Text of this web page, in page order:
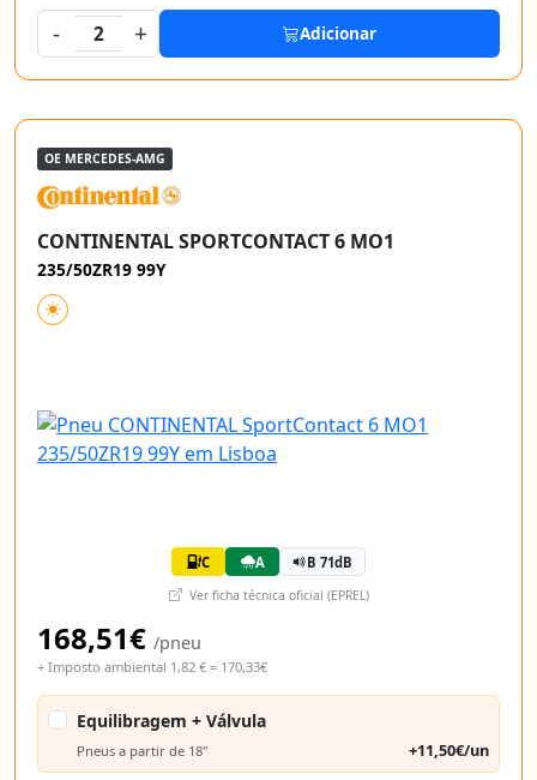
-
2 + Adicionar
OE MERCEDES-AMG
CONTINENTAL SPORTCONTACT 6 MO1
235/50ZR19 99Y
C A B 71dB
Ver ficha técnica oficial (EPREL)
168,51€ /pneu
+ Imposto ambiental 1,82 € = 170,33€
Equilibragem + Válvula
Pneus a partir de 18" +11,50€/un